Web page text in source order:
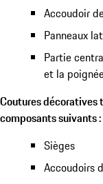
Accoudoir
Panneaux
Partie
et la
Coutures décoratives
composants suivants :
Sièges
Accoudoirs